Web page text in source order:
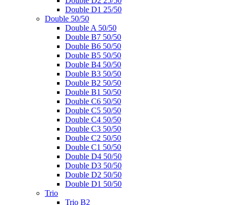
Double D1 25/50
Double 50/50
Double A 50/50
Double B7 50/50
Double B6 50/50
Double B5 50/50
Double B4 50/50
Double B3 50/50
Double B2 50/50
Double B1 50/50
Double C6 50/50
Double C5 50/50
Double C4 50/50
Double C3 50/50
Double C2 50/50
Double C1 50/50
Double D4 50/50
Double D3 50/50
Double D2 50/50
Double D1 50/50
Trio
Trio B2